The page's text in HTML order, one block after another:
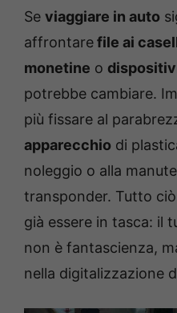
Se viaggiare in auto
affrontarefile ai
monetine o
potrebbe cambiare.
più fissare al
apparecchio di
noleggio o alla
transponder. Tutto
già essere in tasca: il
non è fantascienza,
nella digitalizzazione